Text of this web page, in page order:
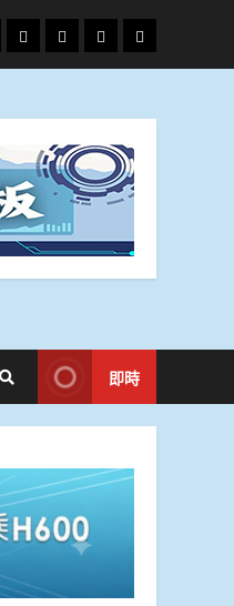
政
治
國
際
運
動
生
活
即時